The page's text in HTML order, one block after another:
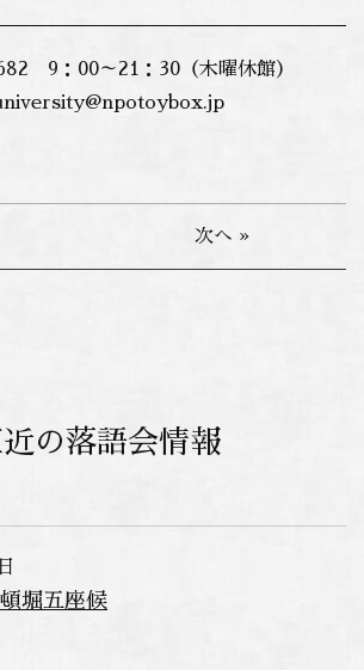
9：00～21：30（木曜休館）
次へ »
の落語会情報
堀五座候